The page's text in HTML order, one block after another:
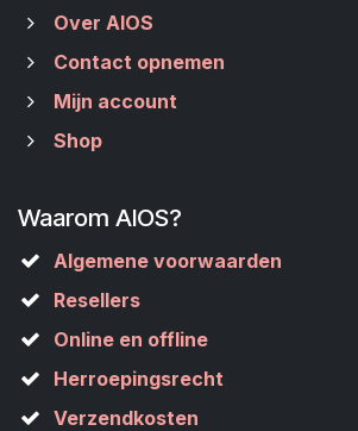
Over AIOS
Contact opnemen
Mijn account
Shop
Waarom AIOS?
Algemene voorwaarden
Resellers
Online en offline
Herroepingsrecht
Verzendkosten